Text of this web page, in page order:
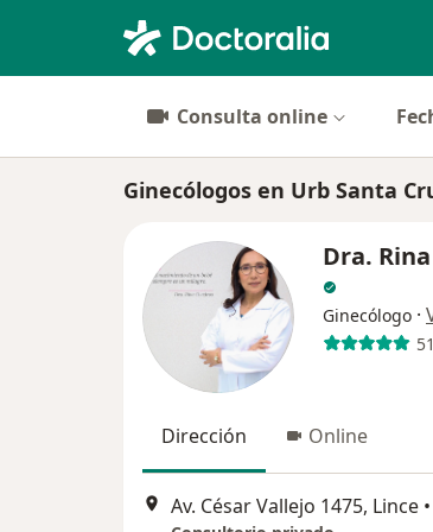
Consulta online
Ginecólogos en Urb Santa
Dra.
Ginecólogo ·
Dirección Online
Av. César Vallejo 1475, Lince •